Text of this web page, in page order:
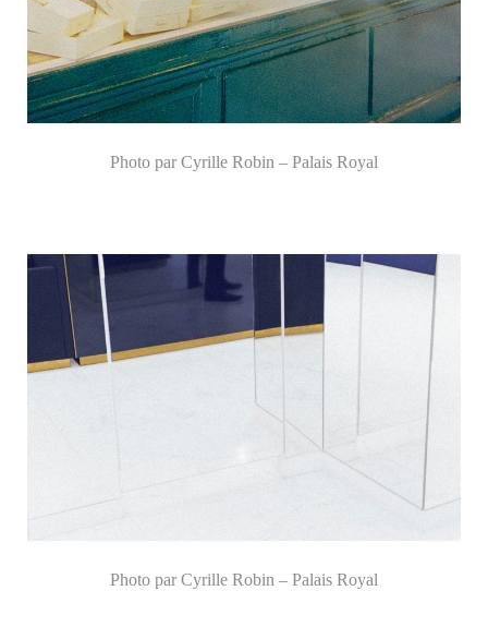
Photo par Cyrille Robin – Palais Royal
Photo par Cyrille Robin – Palais Royal